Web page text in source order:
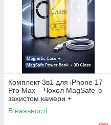
Комплект 3в1 для iPhone 17
Pro Max – Чохол MagSafe із
захистом камери +
Повербанк 50 000 mAh
(швидка зарядка) + Захисне
В наявності